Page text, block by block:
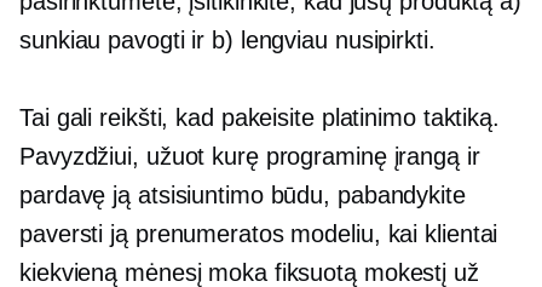
sunkiau pavogti ir b) lengviau nusipirkti.
Tai gali reikšti, kad pakeisite platinimo taktiką.
Pavyzdžiui, užuot kurę programinę įrangą ir
pardavę ją atsisiuntimo būdu, pabandykite
paversti ją prenumeratos modeliu, kai klientai
kiekvieną mėnesį moka fiksuotą mokestį už